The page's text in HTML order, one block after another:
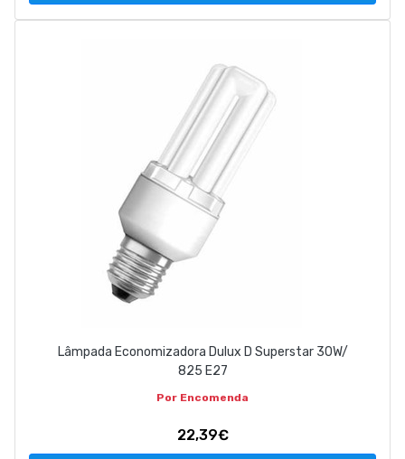
Lâmpada Economizadora Dulux D Superstar 30W/
825 E27
Por Encomenda
22,39€